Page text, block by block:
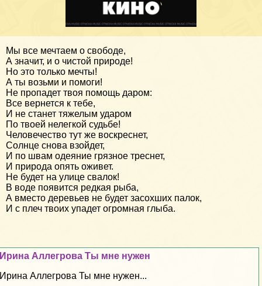
Мы все мечтаем о свободе,
А значит, и о чистой природе!
Но это только мечты!
А ты возьми и помоги!
Не пропадет твоя помощь даром:
Все вернется к тебе,
И не станет тяжелым ударом
По твоей нелегкой судьбе!
Человечество тут же воскреснет,
Солнце снова взойдет,
И по швам одеяние грязное треснет,
И природа опять оживет.
Не будет на улице свалок!
В воде появится редкая рыба,
А вместо деревьев не будет засохших палок,
И с плеч твоих упадет огромная глыба.
Ирина Аллегрова Ты мне нужен
Ирина Аллегрова Ты мне нужен...